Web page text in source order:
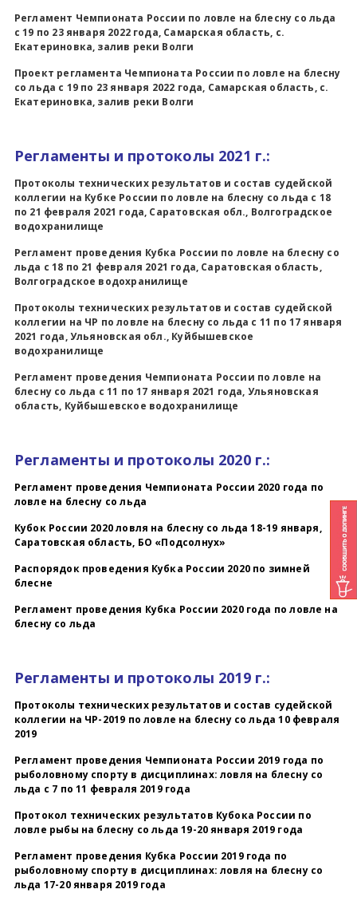
Регламент Чемпионата России по ловле на блесну со льда
с 19 по 23 января 2022 года, Самарская область, с.
Екатериновка, залив реки Волги
Проект регламента Чемпионата России по ловле на блесну
со льда с 19 по 23 января 2022 года, Самарская область, с.
Екатериновка, залив реки Волги
Регламенты и протоколы 2021 г.:
Протоколы технических результатов и состав судейской
коллегии на Кубке России по ловле на блесну со льда с 18
по 21 февраля 2021 года, Саратовская обл., Волгоградское
водохранилище
Регламент проведения Кубка России по ловле на блесну со
льда с 18 по 21 февраля 2021 года, Саратовская область,
Волгоградское водохранилище
Протоколы технических результатов и состав судейской
коллегии на ЧР по ловле на блесну со льда с 11 по 17 января
2021 года, Ульяновская обл., Куйбышевское
водохранилище
Регламент проведения Чемпионата России по ловле на
блесну со льда с 11 по 17 января 2021 года, Ульяновская
область, Куйбышевское водохранилище
Регламенты и протоколы 2020 г.:
Регламент проведения Чемпионата России 2020 года по
ловле на блесну со льда
Кубок России 2020 ловля на блесну со льда 18-19 января,
Саратовская область, БО «Подсолнух»
Распорядок проведения Кубка России 2020 по зимней
блесне
Регламент проведения Кубка России 2020 года по ловле на
блесну со льда
Регламенты и протоколы 2019 г.:
Протоколы технических результатов и состав судейской
коллегии на ЧР-2019 по ловле на блесну со льда 10 февраля
2019
Регламент проведения Чемпионата России 2019 года по
рыболовному спорту в дисциплинах: ловля на блесну со
льда с 7 по 11 февраля 2019 года
Протокол технических результатов Кубока России по
ловле рыбы на блесну со льда 19-20 января 2019 года
Регламент проведения Кубка России 2019 года по
рыболовному спорту в дисциплинах: ловля на блесну со
льда 17-20 января 2019 года